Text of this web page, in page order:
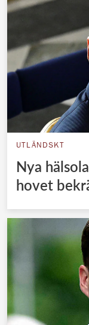
UTLÄNDSKT
Nya
hovet